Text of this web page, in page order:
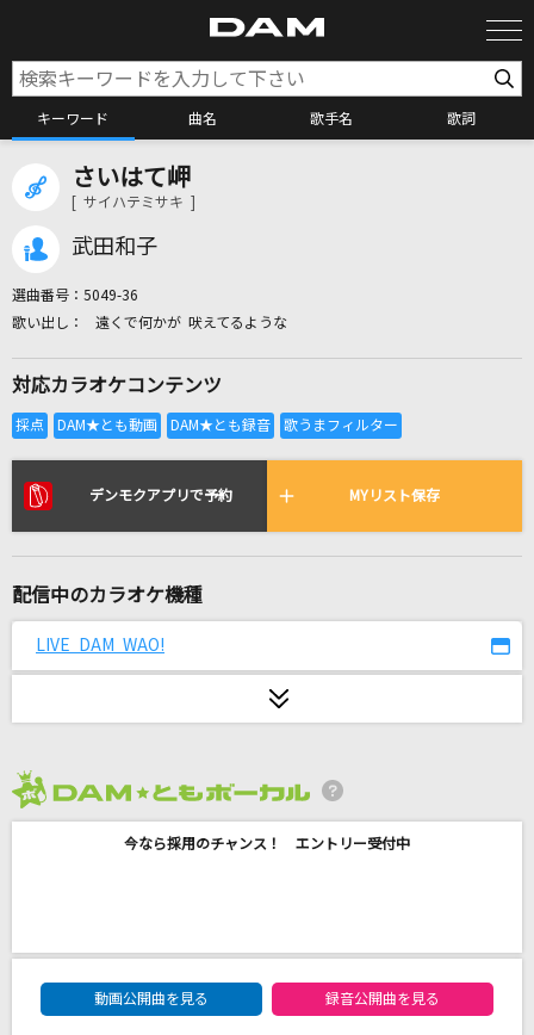
キーワード 曲名 歌手名 歌詞
全国りれき
リアルタイムで歌われている曲の一覧
女々しくて
[生音]チェリー
君のそばで～ヒカリのテーマ～
さいはて岬
[ サイハテミサキ ]
武田和子
選曲番号： 5049-36
遠くで何かが 吠えてるような
対応カラオケコンテンツ
デンモクアプリで予約 MYリスト保存
配信中のカラオケ機種
LIVE DAM WAO!
今なら採用のチャンス！ エントリー受付中
DAM★ともボーカルエントリーランキング
動画公開曲を見る
録音公開曲を見る